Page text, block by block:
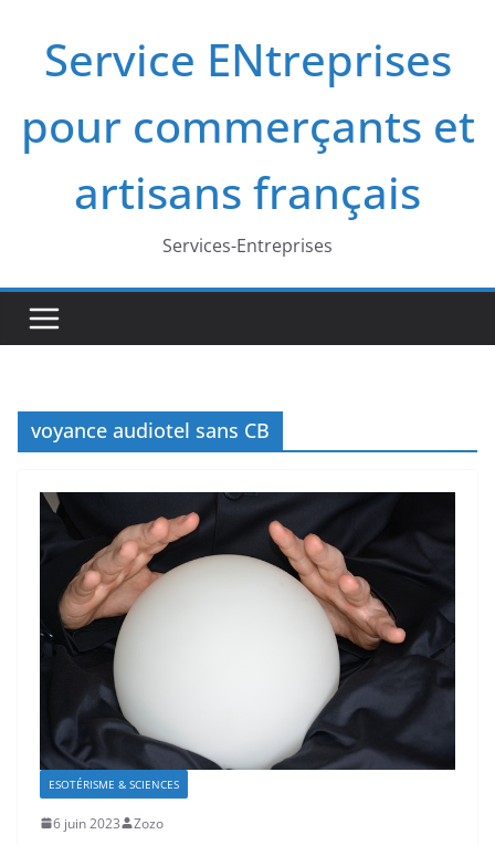
contenuService ENtreprises
pour commerçants et
artisans français
Services-Entreprises
voyance audiotel sans CB
ESOTÉRISME & SCIENCES
6 juin 2023 Zozo